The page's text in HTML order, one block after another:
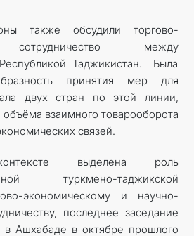
также обсудили торгово-
сотрудничество между
Таджикистан. Была
принятия мер для
двух стран по этой линии,
взаимного товарооборота
связей.
выделена роль
туркмено-таджикской
экономическому и научно-
последнее заседание
в Ашхабаде в октябре прошлого